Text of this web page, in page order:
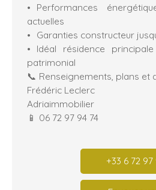
Performances
actuelles
Garanties constructeur
Idéal résidence
patrimonial
📞 Renseignements, plans et
Frédéric Leclerc
Adriaimmobilier
📱 06 72 97 94 74
+33 6 72 97